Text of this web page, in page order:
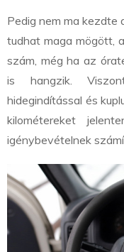
Pedig nem ma
tudhat maga mögött,
szám, még ha az
is hangzik.
hidegindítással és
kilométereket
igénybevételnek